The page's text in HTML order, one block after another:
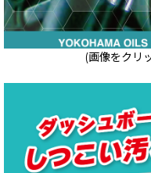
(画像をクリ